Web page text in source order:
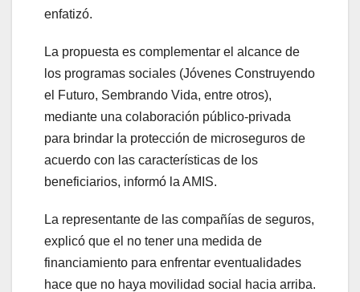
enfatizó.
La propuesta es complementar el alcance de
los programas sociales (Jóvenes Construyendo
el Futuro, Sembrando Vida, entre otros),
mediante una colaboración público-privada
para brindar la protección de microseguros de
acuerdo con las características de los
beneficiarios, informó la AMIS.
La representante de las compañías de seguros,
explicó que el no tener una medida de
financiamiento para enfrentar eventualidades
hace que no haya movilidad social hacia arriba.